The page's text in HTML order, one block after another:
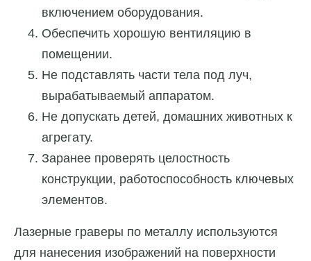
включением оборудования.
Обеспечить хорошую вентиляцию в
помещении.
Не подставлять части тела под луч,
вырабатываемый аппаратом.
Не допускать детей, домашних животных к
агрегату.
Заранее проверять целостность
конструкции, работоспособность ключевых
элементов.
Лазерные граверы по металлу используются
для нанесения изображений на поверхности